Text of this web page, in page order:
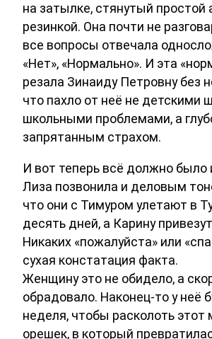
на затылке, стянутый простой
резинкой. Она почти не
все вопросы отвечала
«Нет», «Нормально». И эта
резала Зинаиду Петровну без
что пахло от неё не детскими
школьными проблемами, а
запрятанным страхом.
И вот теперь всё должно было
Лиза позвонила и деловым
что они с Тимуром улетают в
десять дней, а Карину
Никаких «пожалуйста» или
сухая констатация факта.
Женщину это не обидело, а
обрадовало. Наконец-то у неё
неделя, чтобы расколоть
орешек, в который